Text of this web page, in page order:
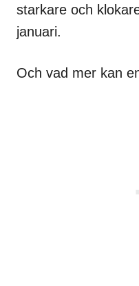
starkare och
januari.
Och vad mer kan